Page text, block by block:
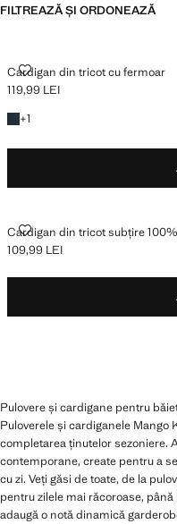
FILTREAZĂ ȘI ORDONEAZĂ
Cardigan din tricot cu fermoar
CARDIGAN DIN TRICOT CU
Preț actual [119,99 LEI ]
119,99 LEI
+1
+ 1 culoare
Cardigan din tricot subțire
CARDIGAN DIN TRICOT
Preț actual [109,99 LEI ]
109,99 LEI
Pulovere și cardigane pentru
Puloverele și cardiganele
completarea ținutelor sezoniere.
contemporane, create pentru a
cu zi. Veți găsi de toate, de la
pentru zilele mai răcoroase,
adaugă o notă dinamică